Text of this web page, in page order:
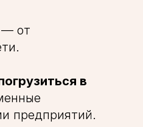
— от
в
предприятий.